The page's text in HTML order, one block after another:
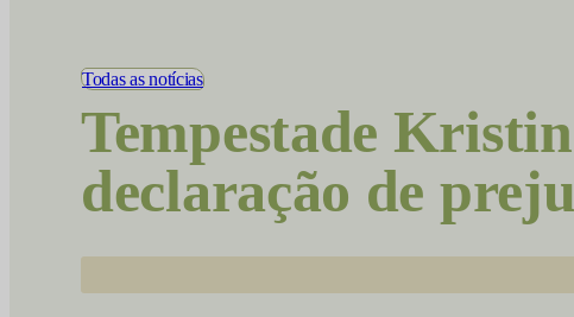
Todas as notícias
Tempestade
declaração de